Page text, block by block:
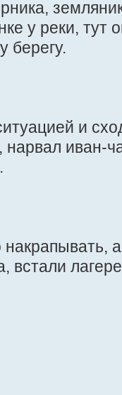
у реки, тут
берегу.
и
нарвал иван-
накрапывать,
встали